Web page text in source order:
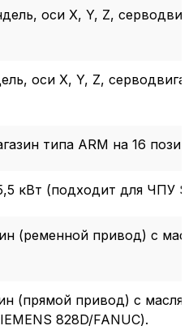
оси X, Y, Z,
оси X, Y, Z,
типа ARM на 16
кВт (подходит для ЧПУ
(ременной привод) с
(прямой привод) с
828D/FANUC).
обработки сookies
файлов cookie
типа «технические
этого периода Сайт
согласие. Вы вправе